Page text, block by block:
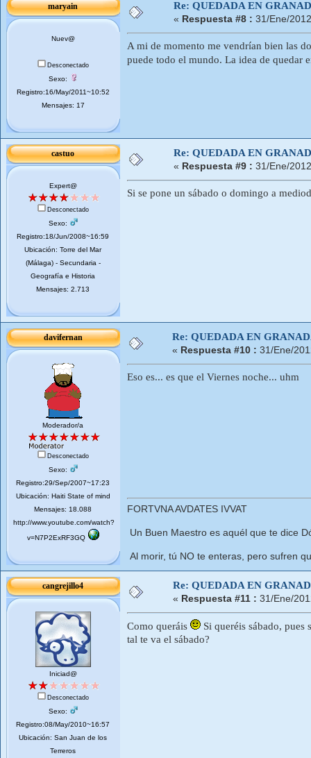
maryain
Nuev@
Desconectado
Sexo:
Registro:16/May/2011~10:52
Mensajes: 17
Re: QUEDADA EN
« Respuesta #8 : 31/Ene/
A mi de momento me vendrían bien las
puede todo el mundo. La idea de quedar
castuo
Expert@
Desconectado
Sexo:
Registro:18/Jun/2008~16:59
Ubicación: Torre del Mar
(Málaga) - Secundaria -
Geografía e Historia
Mensajes: 2.713
Re: QUEDADA EN
« Respuesta #9 : 31/Ene/
Si se pone un sábado o domingo a
davifernan
Moderador/a
Desconectado
Sexo:
Registro:29/Sep/2007~17:23
Ubicación: Haiti State of mind
Mensajes: 18.088
http://www.youtube.com/watch?
v=N7P2ExRF3GQ
Re: QUEDADA EN
« Respuesta #10 : 31/Ene/
Eso es... es que el Viernes noche... uhm
FORTVNA AVDATES IVVAT
Un Buen Maestro es aquél que te dice
Al morir, tú NO te enteras, pero sufren
cangrejillo4
Iniciad@
Desconectado
Sexo:
Registro:08/May/2010~16:57
Ubicación: San Juan de los
Terreros
Re: QUEDADA EN
« Respuesta #11 : 31/Ene/
Como queráis
Si queréis sábado,
tal te va el sábado?